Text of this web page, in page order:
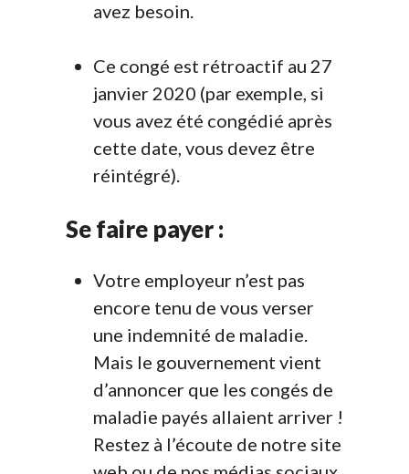
avez besoin.
Ce congé est rétroactif au 27
janvier 2020 (par exemple, si
vous avez été congédié après
cette date, vous devez être
réintégré).
Se faire payer :
Votre employeur n’est pas
encore tenu de vous verser
une indemnité de maladie.
Mais le gouvernement vient
d’annoncer que les congés de
maladie payés allaient arriver !
Restez à l’écoute de notre site